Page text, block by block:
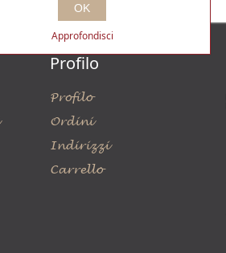
Profilo
Profilo
Ordini
Indirizzi
Carrello
OK
Approfondisci